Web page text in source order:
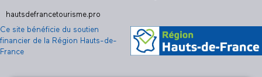
hautsdefrancetourisme.pro
Ce site bénéficie du soutien
financier de la Région Hauts-de-
France